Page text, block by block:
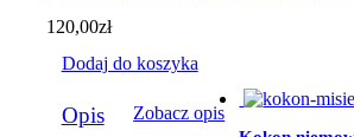
120,00zł
Dodaj do koszyka
Opis Zobacz opis